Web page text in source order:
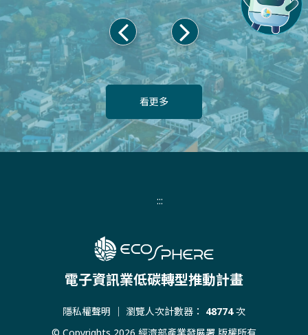
上
一
頁
下
一
頁
看更多
:::
電子資訊業低碳轉型推動計畫
隱私權聲明 ｜ 瀏覽人次計數器： 48774次